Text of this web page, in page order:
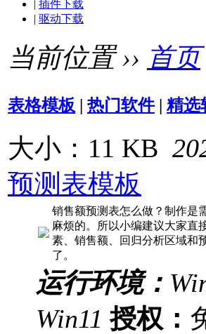
| 插件下载
| 驱动下载
当前位置 ›› 首页
表格模板 | 热门软件| 精选
大小：11 KB
预测表模板
销售额预测表怎么做？制作是
麻烦的。所以小编建议大家直
素、销售额、回归分析区域和
了。
运行环境：
Win11 授权：